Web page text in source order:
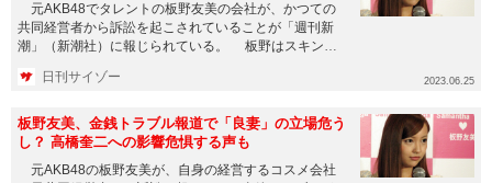
元AKB48でタレントの板野友美の会社が、かつての
共同経営者から訴訟を起こされていることが「週刊新
潮」（新潮社）に報じられている。 板野はスキンケ
日刊サイゾー 2023.06.25
板野友美、金銭トラブル報道で「良妻」の立場危う
し？ 高橋奎二への影響危惧する声も
元AKB48の板野友美が、自身の経営するコスメ会社